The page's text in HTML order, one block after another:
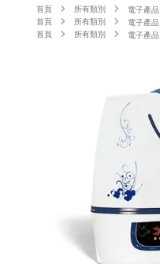
首頁 所有類別 電子產品
首頁
所有類別 電子產品
首頁
所有類別 電子產品